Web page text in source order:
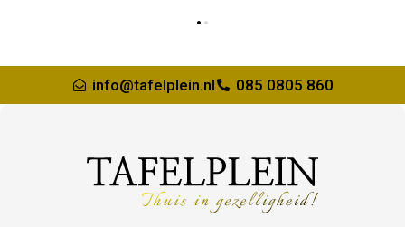
info@tafelplein.nl 085 0805 860